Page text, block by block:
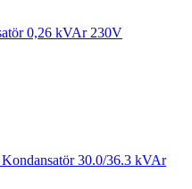
0,26 kVAr 230V
30.0/36.3 kVAr